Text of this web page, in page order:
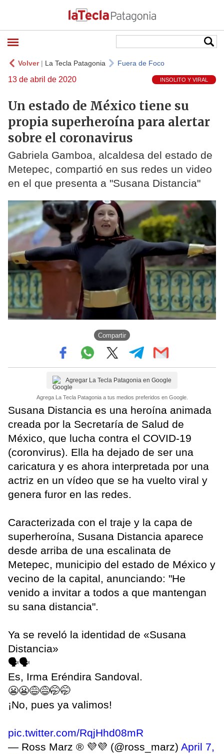
Volver| La Tecla Patagonia Fuera de Foco
13 de abril de 2020 INSOLITO Y VIRAL
Un estado de México tiene su
propia superheroína para alertar
sobre el coronavirus
Gabriela Gamboa, alcaldesa del estado de
Metepec, compartió en sus redes un video
en el que presenta a "Susana Distancia"
Compartir
Agregar La Tecla Patagonia en Google
Agrega La Tecla Patagonia a tus medios preferidos en Google.
Susana Distancia es una heroína animada
creada por la Secretaría de Salud de
México, que lucha contra el COVID-19
(coronvirus). Ella ha dejado de ser una
caricatura y es ahora interpretada por una
actriz en un vídeo que se ha vuelto viral y
genera furor en las redes.
Caracterizada con el traje y la capa de
superheroína, Susana Distancia aparece
desde arriba de una escalinata de
Metepec, municipio del estado de México y
vecino de la capital, anunciando: "He
venido a invitar a todos a que mantengan
su sana distancia".
Ya se reveló la identidad de «Susana
Distancia»
🗣️🗣️
Es, Irma Eréndira Sandoval.
😬😬😅😅🤭🤭
¡No, pues ya valimos!
pic.twitter.com/RqjHhd08mR
— Ross Marz ®️ 💜💜 (@ross_marz) April 7,